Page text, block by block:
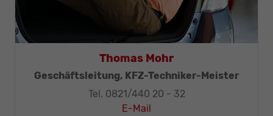
Thomas Mohr
Geschäftsleitung, KFZ-Techniker-Meister
Tel. 0821/440 20 - 32
E-Mail